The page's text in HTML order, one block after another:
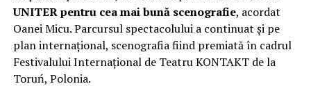
UNITER pentru cea mai bună scenografie, acordat
Oanei Micu. Parcursul spectacolului a continuat și pe
plan internațional, scenografia fiind premiată în cadrul
Festivalului Internațional de Teatru KONTAKT de la
Toruń, Polonia.